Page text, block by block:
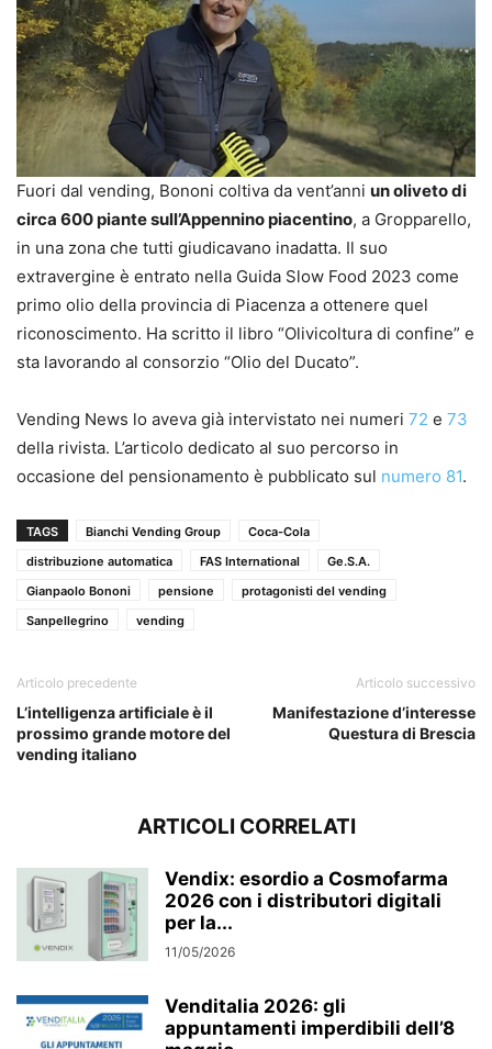
Fuori dal vending, Bononi coltiva da vent’anni un oliveto di
circa 600 piante sull’Appennino piacentino, a Gropparello,
in una zona che tutti giudicavano inadatta. Il suo
extravergine è entrato nella Guida Slow Food 2023 come
primo olio della provincia di Piacenza a ottenere quel
riconoscimento. Ha scritto il libro “Olivicoltura di confine” e
sta lavorando al consorzio “Olio del Ducato”.
Vending News lo aveva già intervistato nei numeri 72 e 73
della rivista. L’articolo dedicato al suo percorso in
occasione del pensionamento è pubblicato sul numero 81.
TAGS Bianchi Vending Group
Coca-Cola
distribuzione automatica
FAS International
Ge.S.A.
Gianpaolo Bononi
pensione
protagonisti del vending
Sanpellegrino
vending
Articolo precedente
L’intelligenza artificiale è il
prossimo grande motore del
vending italiano
Articolo successivo
Manifestazione d’interesse
Questura di Brescia
ARTICOLI CORRELATI
Vendix: esordio a Cosmofarma
2026 con i distributori digitali
per la...
11/05/2026
Venditalia 2026: gli
appuntamenti imperdibili dell’8